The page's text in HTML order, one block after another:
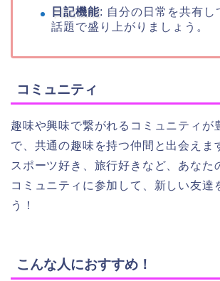
日記機能: 自分の日常を共有し
話題で盛り上がりましょう。
コミュニティ
趣味や興味で繋がれるコミュニティが
で、共通の趣味を持つ仲間と出会えま
スポーツ好き、旅行好きなど、あなた
コミュニティに参加して、新しい友達
う！
こんな人におすすめ！